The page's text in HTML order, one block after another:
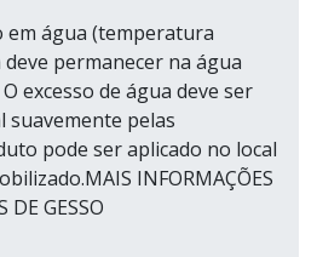
em água (temperatura
permanecer na água
excesso de água deve ser
suavemente pelas
pode ser aplicado no local
INFORMAÇÕES
DE GESSO